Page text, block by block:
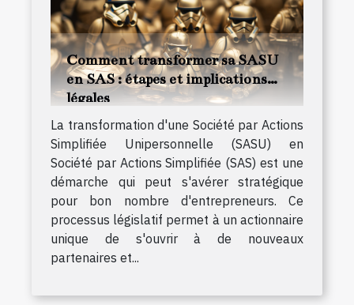
Comment transformer sa SASU
en SAS : étapes et implications
légales
La transformation d'une Société par Actions
Simplifiée Unipersonnelle (SASU) en
Société par Actions Simplifiée (SAS) est une
démarche qui peut s'avérer stratégique
pour bon nombre d'entrepreneurs. Ce
processus législatif permet à un actionnaire
unique de s'ouvrir à de nouveaux
partenaires et...